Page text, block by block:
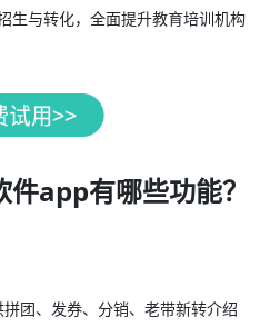
生与转化，全面提升教育培训机构
app有哪些功能？
团、发券、分销、老带新转介绍